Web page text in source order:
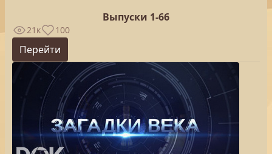
Выпуски 1-66
21к 100
Перейти